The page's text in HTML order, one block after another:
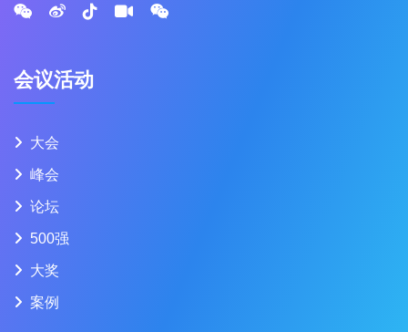
会议活动
大会
峰会
论坛
500强
大奖
案例